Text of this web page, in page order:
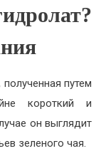
путем
короткий и
он выглядит
зеленого чая.